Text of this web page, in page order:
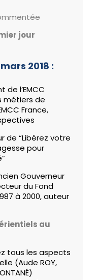
jour
2018 :
de l’EMCC
métiers de
France,
de “Libérez votre
pour
Gouverneur
du Fond
à 2000, auteur
au
tous les aspects
(Aude ROY,